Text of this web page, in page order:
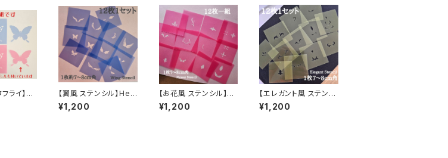
ライ】ワ
最適！HG
ンシル
【翼風 ステンシル】HeA
RT GARDENオリジナ
ルステンシル
¥1,200
【お花風 ステンシル】H
eART GARDENオリジ
ナルステンシル
¥1,200
【エレガント風 ステンシ
ル】HeART GARDEN
オリジナルステンシル
¥1,200